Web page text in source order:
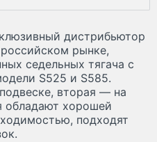
дистрибьютор
рынке,
седельных тягача с
S525 и S585.
вторая — на
обладают хорошей
подходят